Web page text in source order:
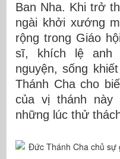
Ban Nha. Khi trở
ngài khởi xướng
rộng trong Giáo
sĩ, khích lệ anh
nguyện, sống
Thánh Cha cho
của vị thánh này
những lúc thử